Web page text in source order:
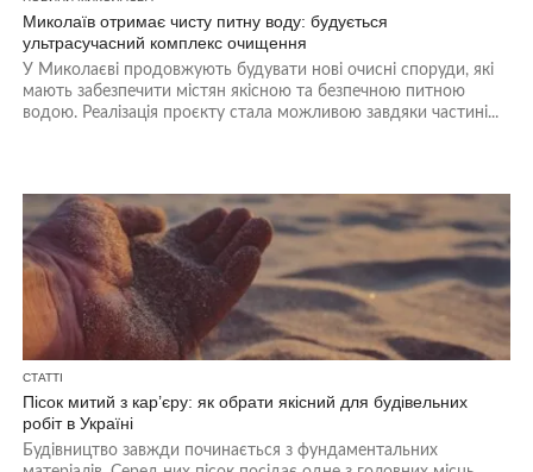
Миколаїв отримає чисту питну воду: будується
ультрасучасний комплекс очищення
У Миколаєві продовжують будувати нові очисні споруди, які
мають забезпечити містян якісною та безпечною питною
водою. Реалізація проєкту стала можливою завдяки частині...
СТАТТІ
Пісок митий з кар’єру: як обрати якісний для будівельних
робіт в Україні
Будівництво завжди починається з фундаментальних